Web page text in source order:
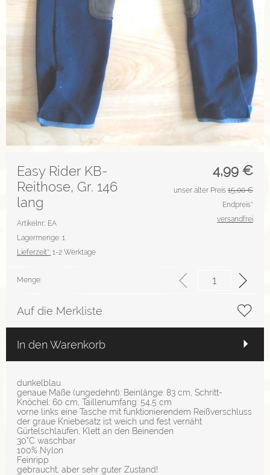
4,99 €
Easy Rider KB-
Reithose, Gr. 146
lang
Artikelnr.: EA
Lagermenge: 1
Lieferzeit*: 1-2 Werktage
unser alter Preis 15,00 €
Endpreis*
versandfrei
Menge:
Auf die Merkliste
In den Warenkorb
dunkelblau
genaue Maße (ungedehnt): Beinlänge: 83 cm, Schritt-
Knöchel: 60 cm, Taillenumfang: 54,5 cm
vorne links eine Tasche mit funktionierendem Reißverschluss
der graue Kniebesatz ist weich und fest vernäht
Gürtelschlaufen, Klett an den Beinenden
30°C waschbar
100% Nylon
Feinripp
gebraucht, aber sehr guter Zustand!